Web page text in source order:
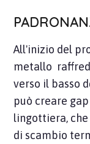
All'inizio del
metallo
verso il basso
può creare
lingottiera,
di scambio